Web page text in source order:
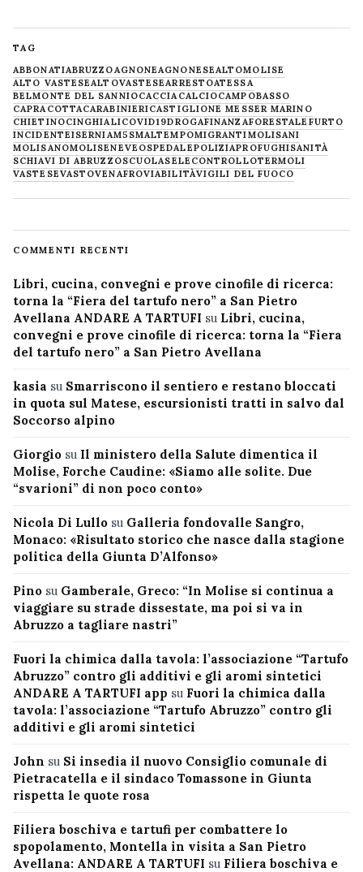
TAG
ABBONATIABRUZZOAGNONEAGNONESEALTOMOLISE
ALTO VASTESEALTOVASTESEARRESTOATESSA
BELMONTE DEL SANNIOCACCIACALCIOCAMPOBASSO
CAPRACOTTACARABINIERICASTIGLIONE MESSER MARINO
CHIETINOCINGHIALICOVID19DROGAFINANZAFORESTALE FURTO
INCIDENTEISERNIAM5SMALTEMPOMIGRANTIMOLISANI
MOLISANOMOLISENEVE OSPEDALEPOLIZIAPROFUGHISANITÀ
SCHIAVI DI ABRUZZOSCUOLASELECONTROLLOTERMOLI
VASTESEVASTOVENAFROVIABILITÀVIGILI DEL FUOCO
COMMENTI RECENTI
Libri, cucina, convegni e prove cinofile di ricerca:
torna la “Fiera del tartufo nero” a San Pietro
Avellana ANDARE A TARTUFI su Libri, cucina,
convegni e prove cinofile di ricerca: torna la “Fiera
del tartufo nero” a San Pietro Avellana
kasia su Smarriscono il sentiero e restano bloccati
in quota sul Matese, escursionisti tratti in salvo dal
Soccorso alpino
Giorgio su Il ministero della Salute dimentica il
Molise, Forche Caudine: «Siamo alle solite. Due
“svarioni” di non poco conto»
Nicola Di Lullo su Galleria fondovalle Sangro,
Monaco: «Risultato storico che nasce dalla stagione
politica della Giunta D’Alfonso»
Pino su Gamberale, Greco: “In Molise si continua a
viaggiare su strade dissestate, ma poi si va in
Abruzzo a tagliare nastri”
Fuori la chimica dalla tavola: l’associazione “Tartufo
Abruzzo” contro gli additivi e gli aromi sintetici
ANDARE A TARTUFI app su Fuori la chimica dalla
tavola: l’associazione “Tartufo Abruzzo” contro gli
additivi e gli aromi sintetici
John su Si insedia il nuovo Consiglio comunale di
Pietracatella e il sindaco Tomassone in Giunta
rispetta le quote rosa
Filiera boschiva e tartufi per combattere lo
spopolamento, Montella in visita a San Pietro
Avellana: ANDARE A TARTUFI su Filiera boschiva e